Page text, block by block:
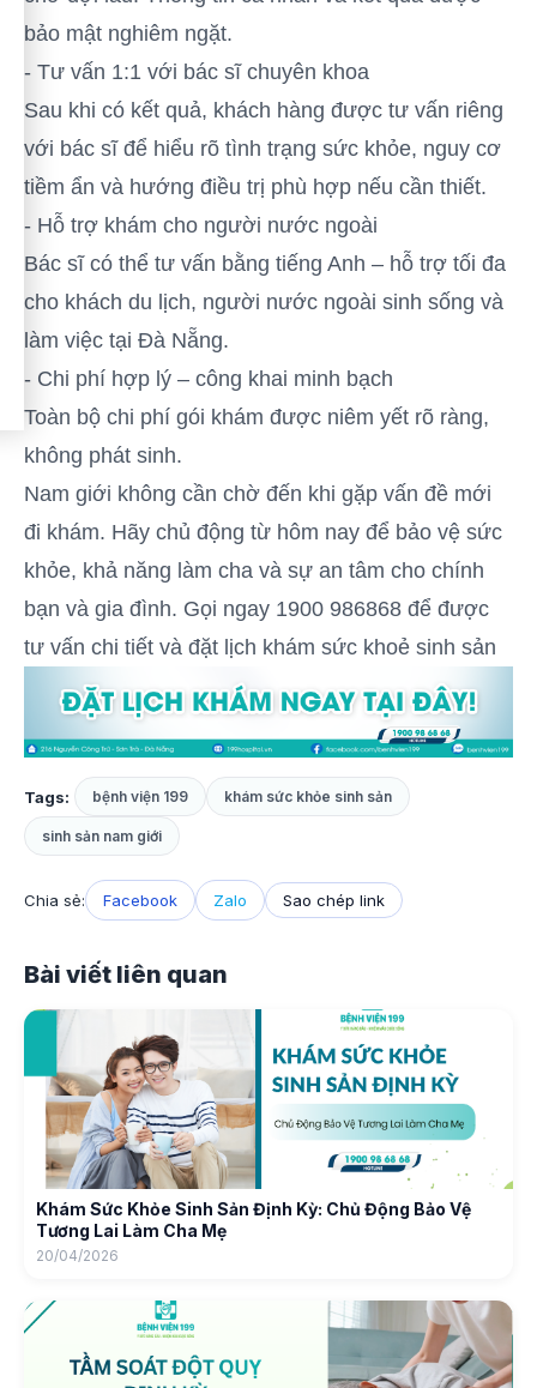
bảo mật nghiêm ngặt.
- Tư vấn 1:1 với bác sĩ chuyên khoa
Sau khi có kết quả, khách hàng được tư vấn riêng
với bác sĩ để hiểu rõ tình trạng sức khỏe, nguy cơ
tiềm ẩn và hướng điều trị phù hợp nếu cần thiết.
- Hỗ trợ khám cho người nước ngoài
Bác sĩ có thể tư vấn bằng tiếng Anh – hỗ trợ tối đa
cho khách du lịch, người nước ngoài sinh sống và
làm việc tại Đà Nẵng.
- Chi phí hợp lý – công khai minh bạch
Toàn bộ chi phí gói khám được niêm yết rõ ràng,
không phát sinh.
Nam giới không cần chờ đến khi gặp vấn đề mới
đi khám. Hãy chủ động từ hôm nay để bảo vệ sức
khỏe, khả năng làm cha và sự an tâm cho chính
bạn và gia đình. Gọi ngay 1900 986868 để được
tư vấn chi tiết và đặt lịch khám sức khoẻ sinh sản
Tags: bệnh viện 199 khám sức khỏe sinh sản
sinh sản nam giới
Chia sẻ: Facebook Zalo Sao chép link
Bài viết liên quan
Khám Sức Khỏe Sinh Sản Định Kỳ: Chủ Động Bảo Vệ
Tương Lai Làm Cha Mẹ
20/04/2026